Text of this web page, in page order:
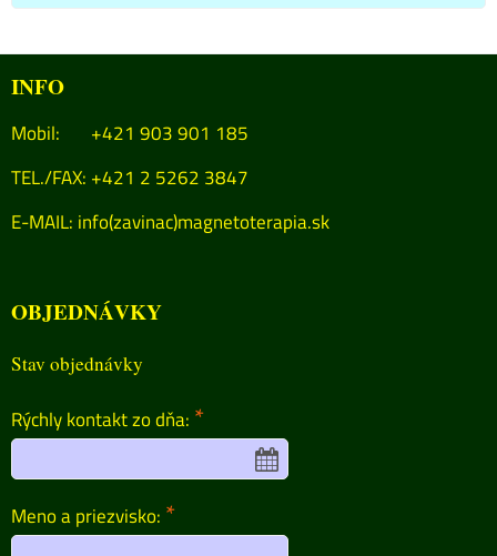
INFO
Mobil: +421 903 901 185
TEL./FAX: +421 2 5262 3847
E-MAIL: info(zavinac)magnetoterapia.sk
OBJEDNÁVKY
Stav objednávky
Rýchly kontakt zo dňa: *
Meno a priezvisko: *